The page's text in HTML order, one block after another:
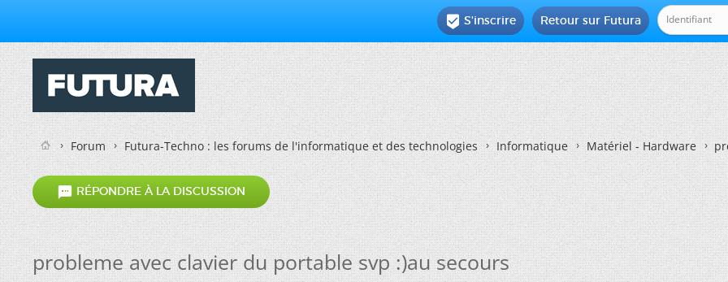
Retour sur Futura
 S'inscrire
Forum Futura-Techno : les forums de l'informatique et des technologies Informatique Matériel - Hardware
 RÉPONDRE À LA DISCUSSION
probleme avec clavier du portable svp :)au secours